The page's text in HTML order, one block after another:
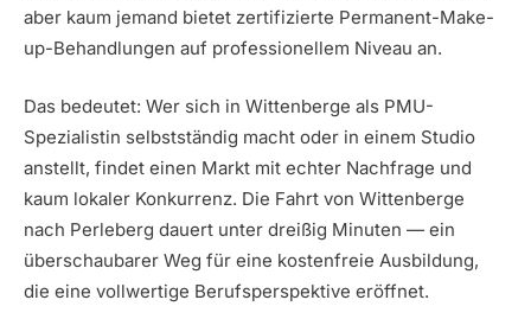
aber kaum jemand bietet zertifizierte Permanent-Make-
up-Behandlungen auf professionellem Niveau an.
Das bedeutet: Wer sich in Wittenberge als PMU-
Spezialistin selbstständig macht oder in einem Studio
anstellt, findet einen Markt mit echter Nachfrage und
kaum lokaler Konkurrenz. Die Fahrt von Wittenberge
nach Perleberg dauert unter dreißig Minuten — ein
überschaubarer Weg für eine kostenfreie Ausbildung,
die eine vollwertige Berufsperspektive eröffnet.